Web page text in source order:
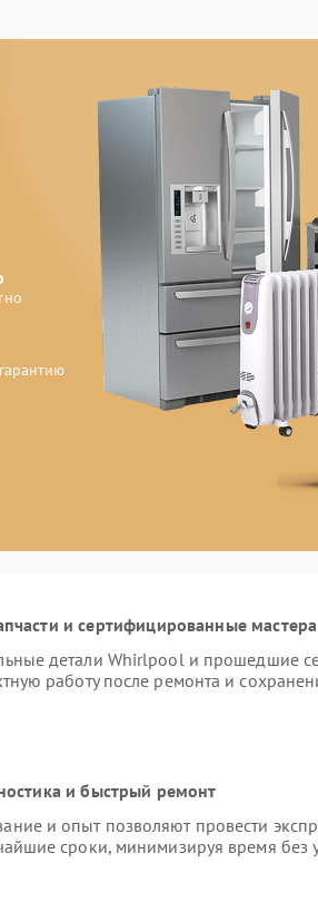
и сертифицированные мастера
детали Whirlpool и прошедшие
работу после ремонта и
и быстрый ремонт
и опыт позволяют провести
сроки, минимизируя время без